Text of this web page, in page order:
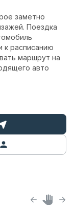
заметно
Поездка
к расписанию
маршрут на
авто